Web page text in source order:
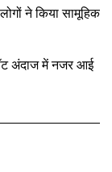
ने किया सामूहिक
अंदाज में नजर आई